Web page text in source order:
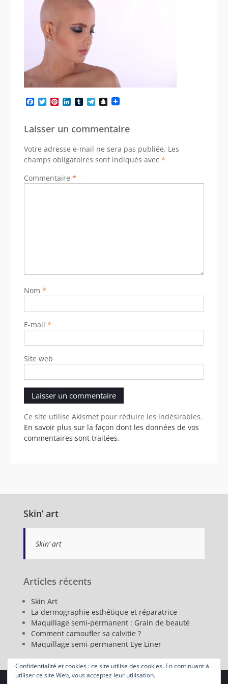
Laisser un commentaire
Votre adresse e-mail ne sera pas publiée. Les
champs obligatoires sont indiqués avec *
Commentaire *
Nom *
E-mail *
Site web
Ce site utilise Akismet pour réduire les indésirables.
En savoir plus sur la façon dont les données de vos
commentaires sont traitées.
Skin’ art
Skin’ art
Confidentialité et cookies : ce site utilise des cookies. En continuant à
utiliser ce site Web, vous acceptez leur utilisation.
Articles récents
Skin Art
La dermographie esthétique et réparatrice
Maquillage semi-permanent : Grain de beauté
Comment camoufler sa calvitie ?
Maquillage semi-permanent Eye Liner